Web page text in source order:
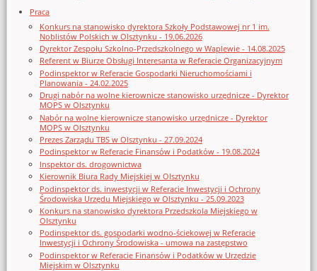
Praca
Konkurs na stanowisko dyrektora Szkoły Podstawowej nr 1 im.
Noblistów Polskich w Olsztynku - 19.06.2026
Dyrektor Zespołu Szkolno-Przedszkolnego w Waplewie - 14.08.2025
Referent w Biurze Obsługi Interesanta w Referacie Organizacyjnym
Podinspektor w Referacie Gospodarki Nieruchomościami i
Planowania - 24.02.2025
Drugi nabór na wolne kierownicze stanowisko urzędnicze - Dyrektor
MOPS w Olsztynku
Nabór na wolne kierownicze stanowisko urzędnicze - Dyrektor
MOPS w Olsztynku
Prezes Zarządu TBS w Olsztynku - 27.09.2024
Podinspektor w Referacie Finansów i Podatków - 19.08.2024
Inspektor ds. drogownictwa
Kierownik Biura Rady Miejskiej w Olsztynku
Podinspektor ds. inwestycji w Referacie Inwestycji i Ochrony
Środowiska Urzędu Miejskiego w Olsztynku - 25.09.2023
Konkurs na stanowisko dyrektora Przedszkola Miejskiego w
Olsztynku
Podinspektor ds. gospodarki wodno-ściekowej w Referacie
Inwestycji i Ochrony Środowiska - umowa na zastępstwo
Podinspektor w Referacie Finansów i Podatków w Urzędzie
Miejskim w Olsztynku